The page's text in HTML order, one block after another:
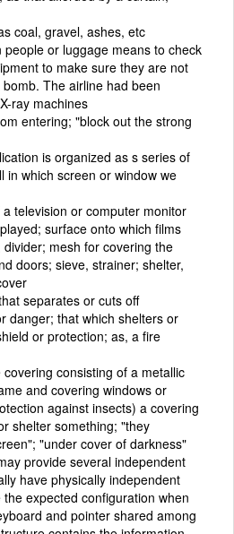
coal, gravel, ashes, etc
people or luggage means to check
to make sure they are not
The airline had been
ray machines
entering; "block out the strong
is organized as s series of
in which screen or window we
television or computer monitor
surface onto which films
mesh for covering the
doors; sieve, strainer; shelter,
separates or cuts off
danger; that which shelters or
or protection; as, a fire
covering consisting of a metallic
and covering windows or
against insects) a covering
shelter something; "they
"under cover of darkness"
provide several independent
have physically independent
expected configuration when
and pointer shared among